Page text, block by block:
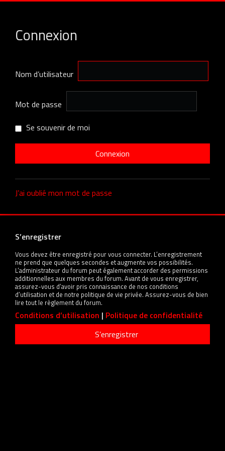
Connexion
Nom d’utilisateur
Mot de passe
Se souvenir de moi
J’ai oublié mon mot de passe
S’enregistrer
Vous devez être enregistré pour vous connecter. L’enregistrement
ne prend que quelques secondes et augmente vos possibilités.
L’administrateur du forum peut également accorder des permissions
additionnelles aux membres du forum. Avant de vous enregistrer,
assurez-vous d’avoir pris connaissance de nos conditions
d’utilisation et de notre politique de vie privée. Assurez-vous de bien
lire tout le règlement du forum.
Conditions d’utilisation | Politique de confidentialité
S’enregistrer